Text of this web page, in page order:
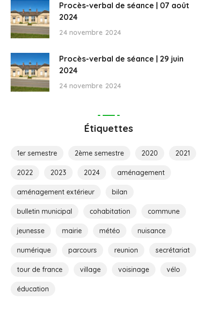
Procès-verbal de séance | 07 août
2024
24 novembre 2024
Procès-verbal de séance | 29 juin
2024
24 novembre 2024
Étiquettes
1er semestre 2ème semestre 2020 2021
2022 2023 2024 aménagement
aménagement extérieur bilan
bulletin municipal cohabitation commune
jeunesse mairie météo nuisance
numérique parcours reunion secrétariat
tour de france village voisinage vélo
éducation